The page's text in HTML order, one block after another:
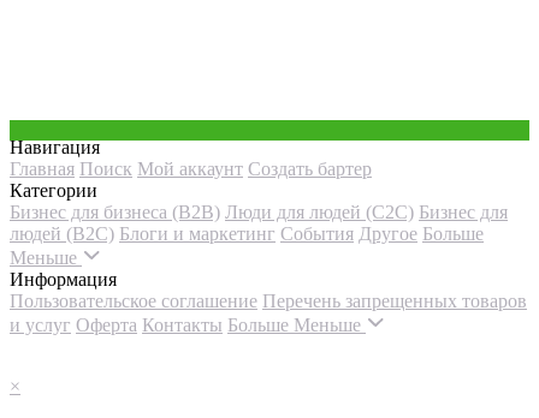
Навигация
Главная Поиск Мой аккаунт Создать бартер
Категории
Бизнес для бизнеса (B2B) Люди для людей (С2С) Бизнес для
людей (B2C) Блоги и маркетинг События Другое Больше
Меньше
Информация
Пользовательское соглашение Перечень запрещенных товаров
и услуг Оферта Контакты Больше Меньше
×